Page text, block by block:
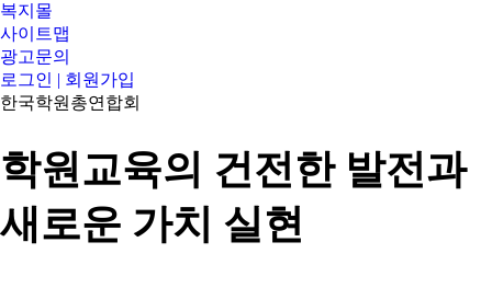
복지몰
사이트맵
광고문의
로그인 | 회원가입
한국학원총연합회
학원교육의 건전한 발전과
새로운 가치 실현